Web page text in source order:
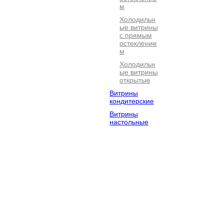
м
Холодильн
ые витрины
с прямым
остекление
м
Холодильн
ые витрины
открытые
Витрины
кондитерские
Витрины
настольные